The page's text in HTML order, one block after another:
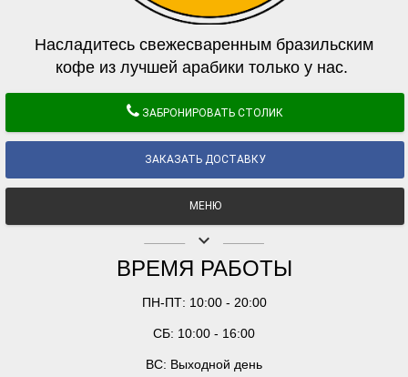
Насладитесь свежесваренным бразильским
кофе из лучшей арабики только у нас.
ЗАБРОНИРОВАТЬ СТОЛИК
ЗАКАЗАТЬ ДОСТАВКУ
МЕНЮ
keyboard_arrow_down
ВРЕМЯ РАБОТЫ
ПН-ПТ: 10:00 - 20:00
СБ: 10:00 - 16:00
ВС: Выходной день